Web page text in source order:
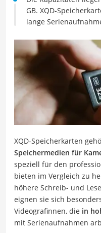
GB. XQD-
lange
XQD-Speicherkarten
Speichermedien für
speziell für den
bieten im Vergleich zu
höhere Schreib- und
eignen sie sich
Videografinnen, die in
mit Serienaufnahmen